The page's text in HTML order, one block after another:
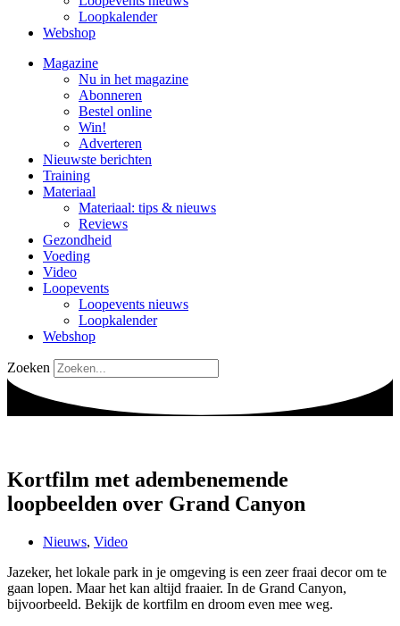
Loopkalender
Webshop
Magazine
Nu in het magazine
Abonneren
Bestel online
Win!
Adverteren
Nieuwste berichten
Training
Materiaal
Materiaal: tips & nieuws
Reviews
Gezondheid
Voeding
Video
Loopevents
Loopevents nieuws
Loopkalender
Webshop
Zoeken
Kortfilm met adembenemende
loopbeelden over Grand Canyon
Nieuws, Video
Jazeker, het lokale park in je omgeving is een zeer fraai decor om te
gaan lopen. Maar het kan altijd fraaier. In de Grand Canyon,
bijvoorbeeld. Bekijk de kortfilm en droom even mee weg.